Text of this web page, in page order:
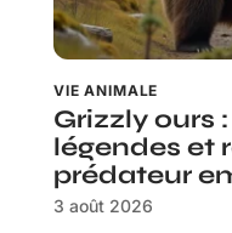
VIE ANIMALE
Grizzly ours
légendes et
prédateur
3 août 2026